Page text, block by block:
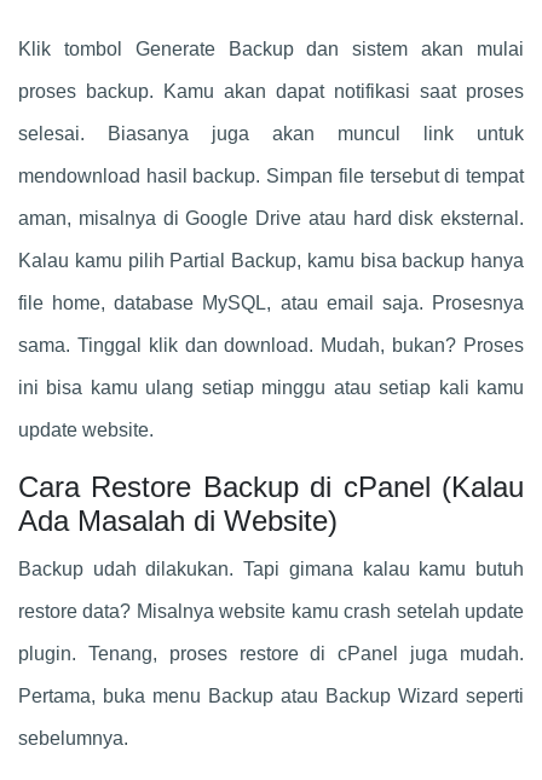
Klik tombol Generate Backup dan sistem akan mulai
proses backup. Kamu akan dapat notifikasi saat proses
selesai. Biasanya juga akan muncul link untuk
mendownload hasil backup. Simpan file tersebut di tempat
aman, misalnya di Google Drive atau hard disk eksternal.
Kalau kamu pilih Partial Backup, kamu bisa backup hanya
file home, database MySQL, atau email saja. Prosesnya
sama. Tinggal klik dan download. Mudah, bukan? Proses
ini bisa kamu ulang setiap minggu atau setiap kali kamu
update website.
Cara Restore Backup di cPanel (Kalau
Ada Masalah di Website)
Backup udah dilakukan. Tapi gimana kalau kamu butuh
restore data? Misalnya website kamu crash setelah update
plugin. Tenang, proses restore di cPanel juga mudah.
Pertama, buka menu Backup atau Backup Wizard seperti
sebelumnya.